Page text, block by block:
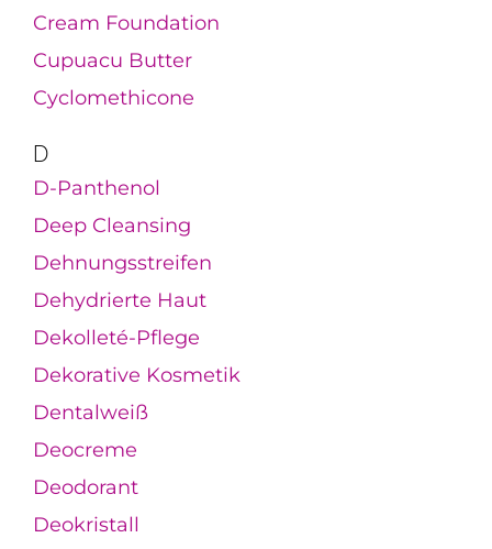
Cream Foundation
Cupuacu Butter
Cyclomethicone
D
D-Panthenol
Deep Cleansing
Dehnungsstreifen
Dehydrierte Haut
Dekolleté-Pflege
Dekorative Kosmetik
Dentalweiß
Deocreme
Deodorant
Deokristall